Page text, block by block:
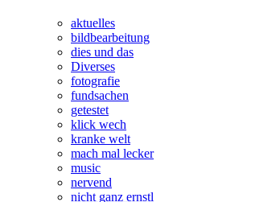
aktuelles
bildbearbeitung
dies und das
Diverses
fotografie
fundsachen
getestet
klick wech
kranke welt
mach mal lecker
music
nervend
nicht ganz ernstl